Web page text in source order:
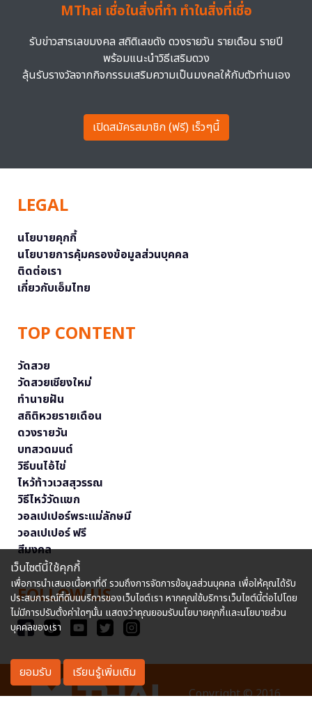
MThai เชื่อในสิ่งที่ทำ ทำในสิ่งที่เชื่อ
รับข่าวสารเลขมงคล สถิติเลขดัง ดวงรายวัน รายเดือน รายปี
พร้อมแนะนำวิธีเสริมดวง
ลุ้นรับรางวัลจากกิจกรรมเสริมความเป็นมงคลให้กับตัวท่านเอง
เปิดสมัครสมาชิก (ฟรี) เร็วๆนี้
LEGAL
นโยบายคุกกี้
นโยบายการคุ้มครองข้อมูลส่วนบุคคล
ติดต่อเรา
เกี่ยวกับเอ็มไทย
TOP CONTENT
วัดสวย
วัดสวยเชียงใหม่
ทำนายฝัน
สถิติหวยรายเดือน
ดวงรายวัน
บทสวดมนต์
วิธีบนไอ้ไข่
ไหว้ท้าวเวสสุวรรณ
วิธีไหว้วัดแขก
วอลเปเปอร์พระแม่ลักษมี
วอลเปเปอร์ ฟรี
สีมงคล
FOLLOW US
Copyright © 2016
เว็บไซต์นี้ใช้คุกกี้
เพื่อการนำเสนอเนื้อหาที่ดี รวมถึงการจัดการข้อมูลส่วนบุคคล เพื่อให้คุณได้รับ
ประสบการณ์ที่ดีบนบริการของเว็บไซต์เรา หากคุณใช้บริการเว็บไซต์นี้ต่อไปโดย
ไม่มีการปรับตั้งค่าใดๆนั้น แสดงว่าคุณยอมรับนโยบายคุกกี้และนโยบายส่วน
บุคคลของเรา
ยอมรับ เรียนรู้เพิ่มเติม